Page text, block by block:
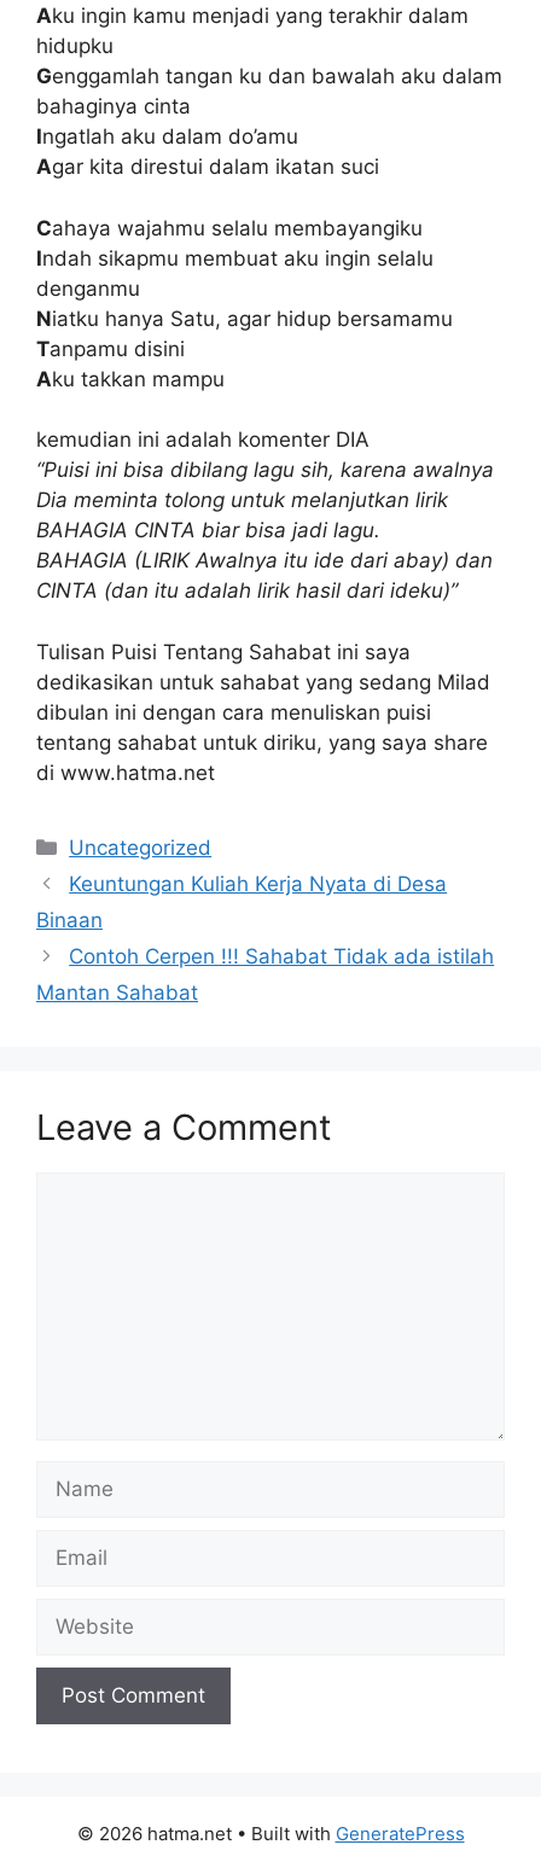
Aku ingin kamu menjadi yang terakhir dalam
hidupku
Genggamlah tangan ku dan bawalah aku dalam
bahaginya cinta
Ingatlah aku dalam do’amu
Agar kita direstui dalam ikatan suci
Cahaya wajahmu selalu membayangiku
Indah sikapmu membuat aku ingin selalu
denganmu
Niatku hanya Satu, agar hidup bersamamu
Tanpamu disini
Aku takkan mampu
kemudian ini adalah komenter DIA
“Puisi ini bisa dibilang lagu sih, karena awalnya
Dia meminta tolong untuk melanjutkan lirik
BAHAGIA CINTA biar bisa jadi lagu.
BAHAGIA (LIRIK Awalnya itu ide dari abay) dan
CINTA (dan itu adalah lirik hasil dari ideku)”
Tulisan Puisi Tentang Sahabat ini saya
dedikasikan untuk sahabat yang sedang Milad
dibulan ini dengan cara menuliskan puisi
tentang sahabat untuk diriku, yang saya share
di www.hatma.net
Categories
Uncategorized
Keuntungan Kuliah Kerja Nyata di Desa
Binaan
Contoh Cerpen !!! Sahabat Tidak ada istilah
Mantan Sahabat
Leave a Comment
© 2026 hatma.net• Built with GeneratePress